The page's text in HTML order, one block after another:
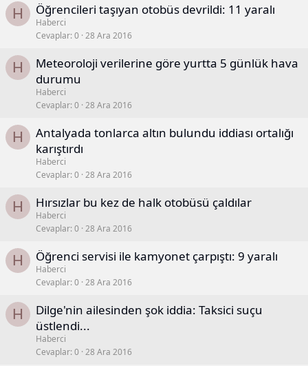
H Öğrencileri taşıyan otobüs devrildi: 11 yaralı
Haberci
Cevaplar 0 28 Ara 2016
H
Meteoroloji verilerine göre yurtta 5 günlük hava
durumu
Haberci
Cevaplar 0 28 Ara 2016
H
Antalyada tonlarca altın bulundu iddiası ortalığı
karıştırdı
Haberci
Cevaplar 0 28 Ara 2016
H Hırsızlar bu kez de halk otobüsü çaldılar
Haberci
Cevaplar 0 28 Ara 2016
H Öğrenci servisi ile kamyonet çarpıştı: 9 yaralı
Haberci
Cevaplar 0 28 Ara 2016
H
Dilge'nin ailesinden şok iddia: Taksici suçu
üstlendi...
Haberci
Cevaplar 0 28 Ara 2016